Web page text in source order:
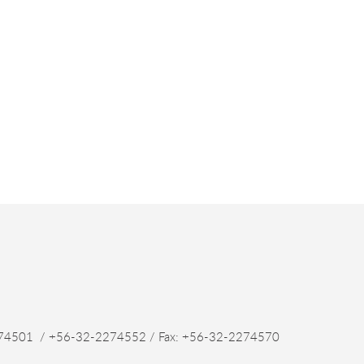
/ +56-32-2274552 / Fax: +56-32-2274570